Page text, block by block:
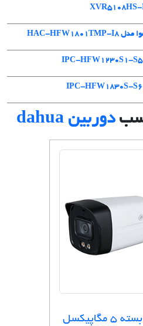
دوربین dahua
دوربین مدار بسته 5 مگاپیکسل